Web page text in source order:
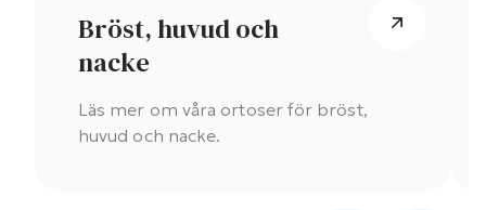
Bröst, huvud och
nacke
Läs mer om våra ortoser för bröst,
huvud och nacke.